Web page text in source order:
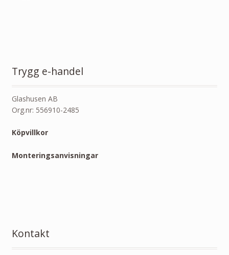
Trygg e-handel
Glashusen AB
Org.nr: 556910-2485
Köpvillkor
Monteringsanvisningar
Kontakt